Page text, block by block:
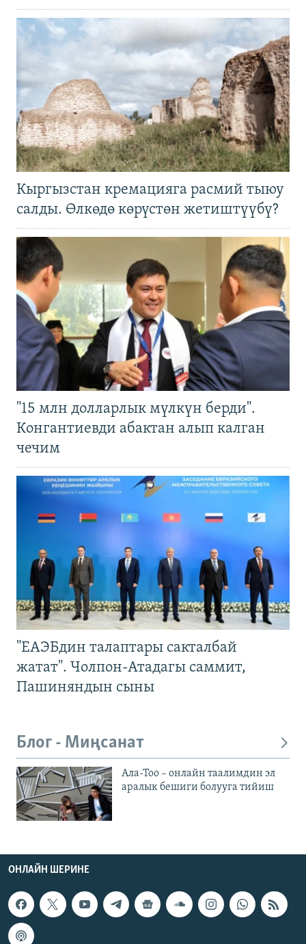
Кыргызстан кремацияга расмий тыюу
салды. Өлкөдө көрүстөн жетиштүүбү?
"15 млн долларлык мүлкүн берди".
Конгантиевди абактан алып калган
чечим
"ЕАЭБдин талаптары сакталбай
жатат". Чолпон-Атадагы саммит,
Пашиняндын сыны
Блог - Миңсанат
Ала-Тоо – онлайн таалимдин эл
аралык бешиги болууга тийиш
ОНЛАЙН ШЕРИНЕ